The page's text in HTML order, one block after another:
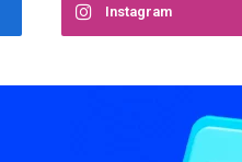
Instagram